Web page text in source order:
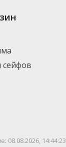
сейфов
08.08.2026, 14:44:23